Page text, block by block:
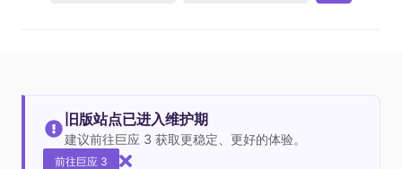
旧版站点已进入维护期
建议前往巨应 3 获取更稳定、更好的体验。
前往巨应 3